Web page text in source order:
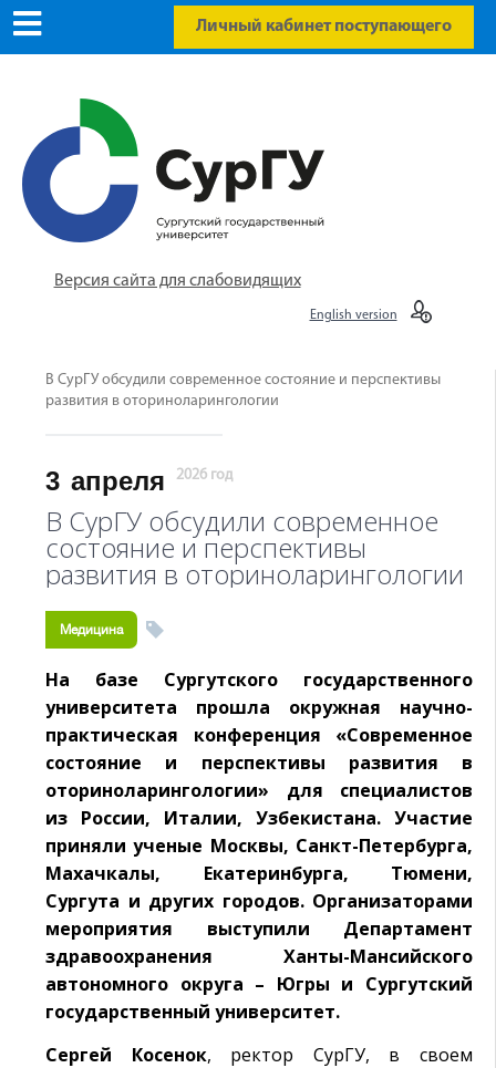
Личный кабинет поступающего
Версия сайта для слабовидящих
English version
В СурГУ обсудили современное состояние и перспективы
развития в оториноларингологии
3 апреля 2026 год
В СурГУ обсудили современное
состояние и перспективы
развития в оториноларингологии
Медицина
На базе Сургутского государственного
университета прошла окружная научно-
практическая конференция «Современное
состояние и перспективы развития в
оториноларингологии» для специалистов
из России, Италии, Узбекистана. Участие
приняли ученые Москвы, Санкт-Петербурга,
Махачкалы, Екатеринбурга, Тюмени,
Сургута и других городов. Организаторами
мероприятия выступили Департамент
здравоохранения Ханты-Мансийского
автономного округа – Югры и Сургутский
государственный университет.
Сергей Косенок, ректор СурГУ, в своем